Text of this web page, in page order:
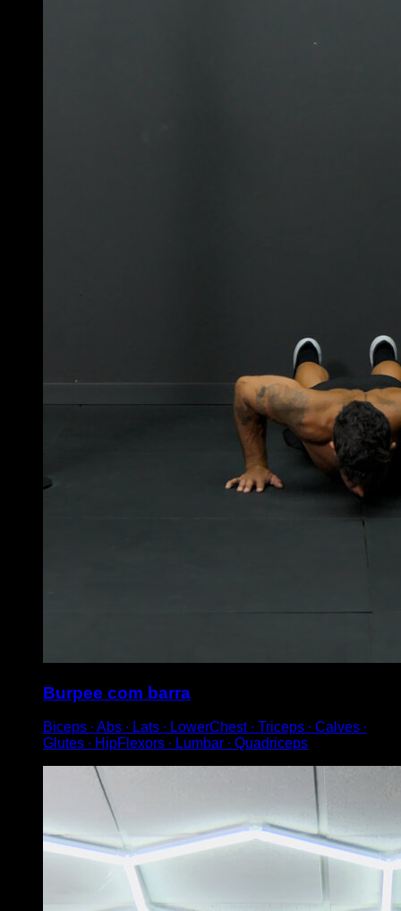
Burpee com barra
Biceps ∙ Abs ∙ Lats ∙ LowerChest ∙ Triceps ∙ Calves ∙
Glutes ∙ HipFlexors ∙ Lumbar ∙ Quadriceps